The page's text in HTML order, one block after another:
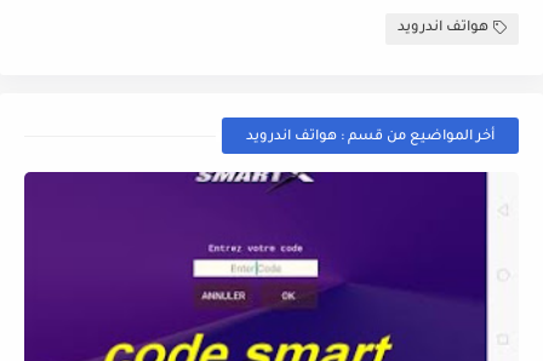
هواتف اندرويد
أخر المواضيع من قسم : هواتف اندرويد